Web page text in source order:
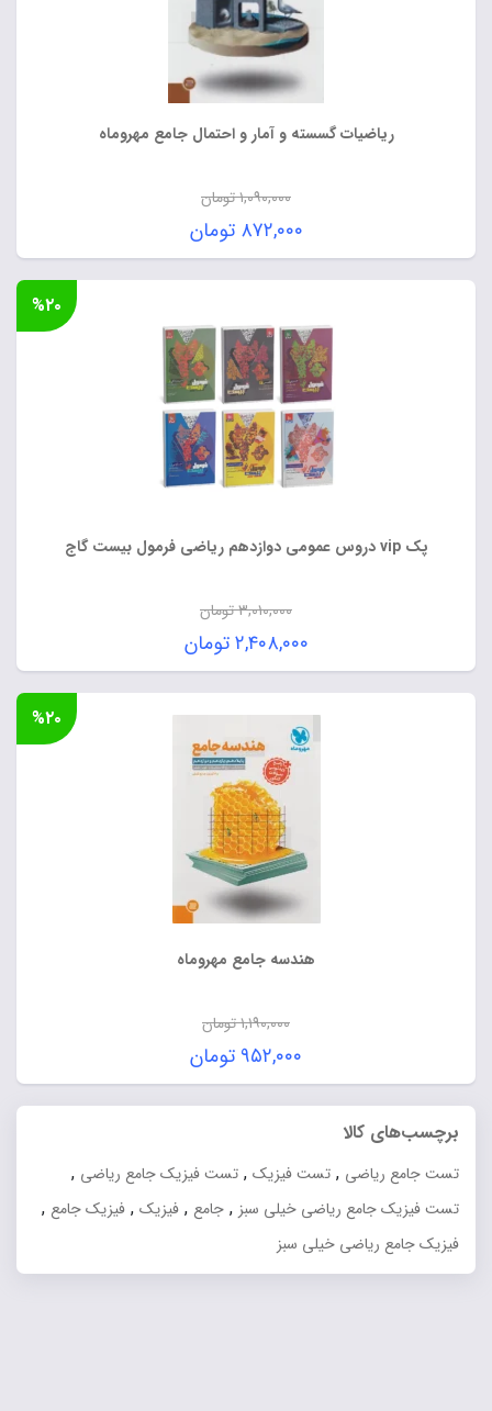
ریاضیات گسسته و آمار و احتمال جامع مهروماه
۱,۰۹۰,۰۰۰تومان
قیمت
اصلی:
۱,۰۹۰,۰۰۰ تومان
۸۷۲,۰۰۰ تومان
قیمت
فعلی:
۸۷۲,۰۰۰ تومان.
پک vip دروس عمومی دوازدهم ریاضی فرمول بیست گاج
۳,۰۱۰,۰۰۰تومان
قیمت
اصلی:
۳,۰۱۰,۰۰۰ تومان
بود.
۲,۴۰۸,۰۰۰تومان
قیمت
فعلی:
۲,۴۰۸,۰۰۰ تومان.
%۲۰
هندسه جامع مهروماه
۱,۱۹۰,۰۰۰تومان
قیمت
اصلی:
۱,۱۹۰,۰۰۰ تومان
۹۵۲,۰۰۰ تومان
قیمت
فعلی:
%۲۰
برچسب‌های کالا
تست جامع ریاضی , تست فیزیک , تست فیزیک جامع ریاضی ,
تست فیزیک جامع ریاضی خیلی سبز , جامع , فیزیک , فیزیک جامع ,
فیزیک جامع ریاضی خیلی سبز